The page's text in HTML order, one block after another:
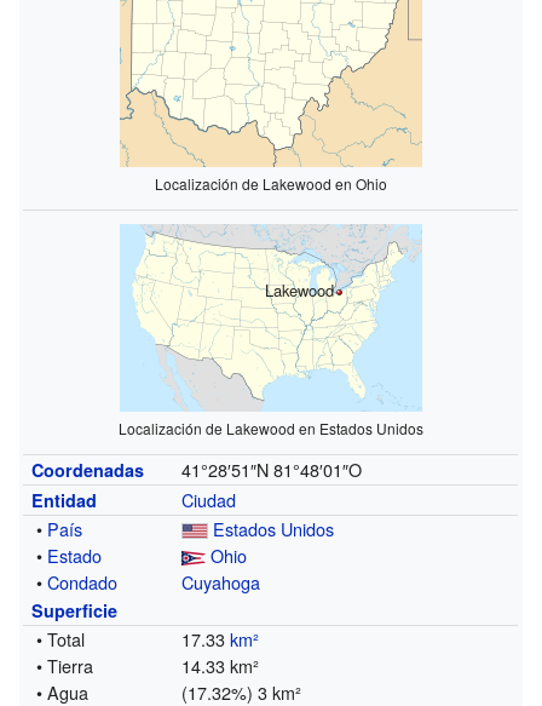
Localización de Lakewood en Ohio
Lakewood
Localización de Lakewood en Estados Unidos
Coordenadas 41°28′51″N 81°48′01″O
Entidad
Ciudad
• País
Estados Unidos
• Estado
Ohio
•Condado Cuyahoga
Superficie
• Total 17.33km²
• Tierra
14.33 km²
• Agua
(17.32%) 3 km²